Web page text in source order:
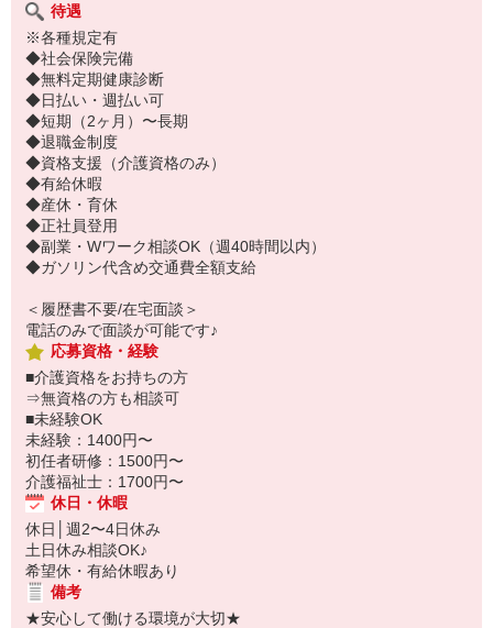
待遇
※各種規定有
◆社会保険完備
◆無料定期健康診断
◆日払い・週払い可
◆短期（2ヶ月）〜長期
◆退職金制度
◆資格支援（介護資格のみ）
◆有給休暇
◆産休・育休
◆正社員登用
◆副業・Wワーク相談OK（週40時間以内）
◆ガソリン代含め交通費全額支給
＜履歴書不要/在宅面談＞
電話のみで面談が可能です♪
応募資格・経験
■介護資格をお持ちの方
⇒無資格の方も相談可
■未経験OK
未経験：1400円〜
初任者研修：1500円〜
介護福祉士：1700円〜
休日・休暇
休日│週2〜4日休み
土日休み相談OK♪
希望休・有給休暇あり
備考
★安心して働ける環境が大切★